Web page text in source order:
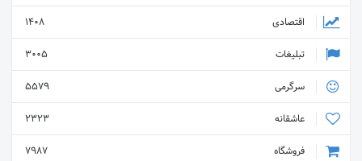
اقتصادی
1408
تبلیغات
3005
سرگرمی
5579
عاشقانه
2323
فروشگاه
7987